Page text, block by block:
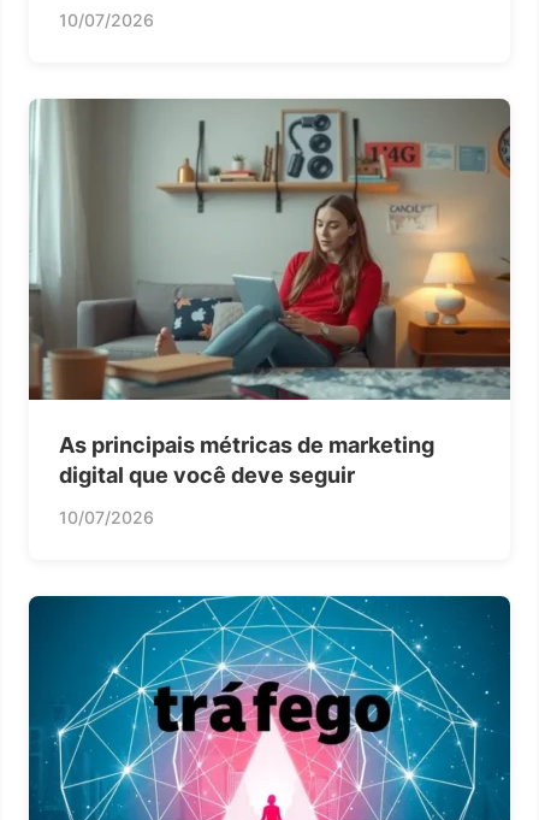
10/07/2026
As principais métricas de marketing
digital que você deve seguir
10/07/2026